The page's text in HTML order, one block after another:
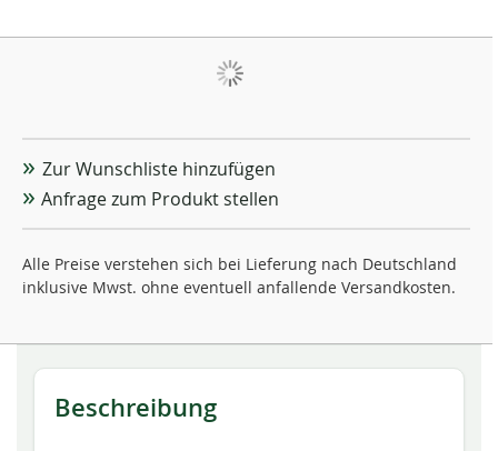
Zur Wunschliste hinzufügen
Anfrage zum Produkt stellen
Alle Preise verstehen sich bei Lieferung nach Deutschland
inklusive Mwst. ohne eventuell anfallende Versandkosten.
Beschreibung